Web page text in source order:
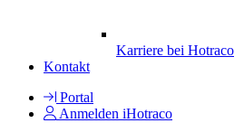
Karriere bei Hotraco
Kontakt
Portal
Anmelden iHotraco